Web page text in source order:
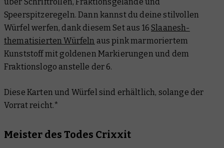
Speerspitzeregeln. Dann kannst du deine stilvollen
Würfel werfen, dank diesem Set aus 16Slaanesh-
thematisierten Würfeln aus pink marmoriertem
Kunststoff mit goldenen Markierungen und dem
Fraktionslogo anstelle der 6.
Diese Karten und Würfel sind erhältlich, solange der
Vorrat reicht.*
Meister des Todes Crixxit